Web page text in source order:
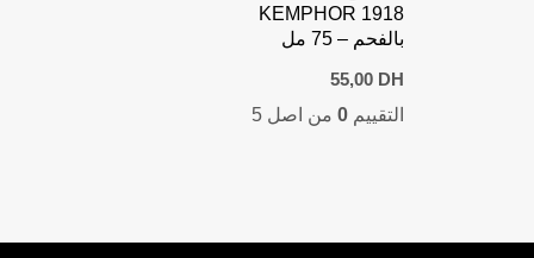
KEMPHOR 1918
بالفحم – 75 مل
55,00 DH
التقييم 0من اصل 5